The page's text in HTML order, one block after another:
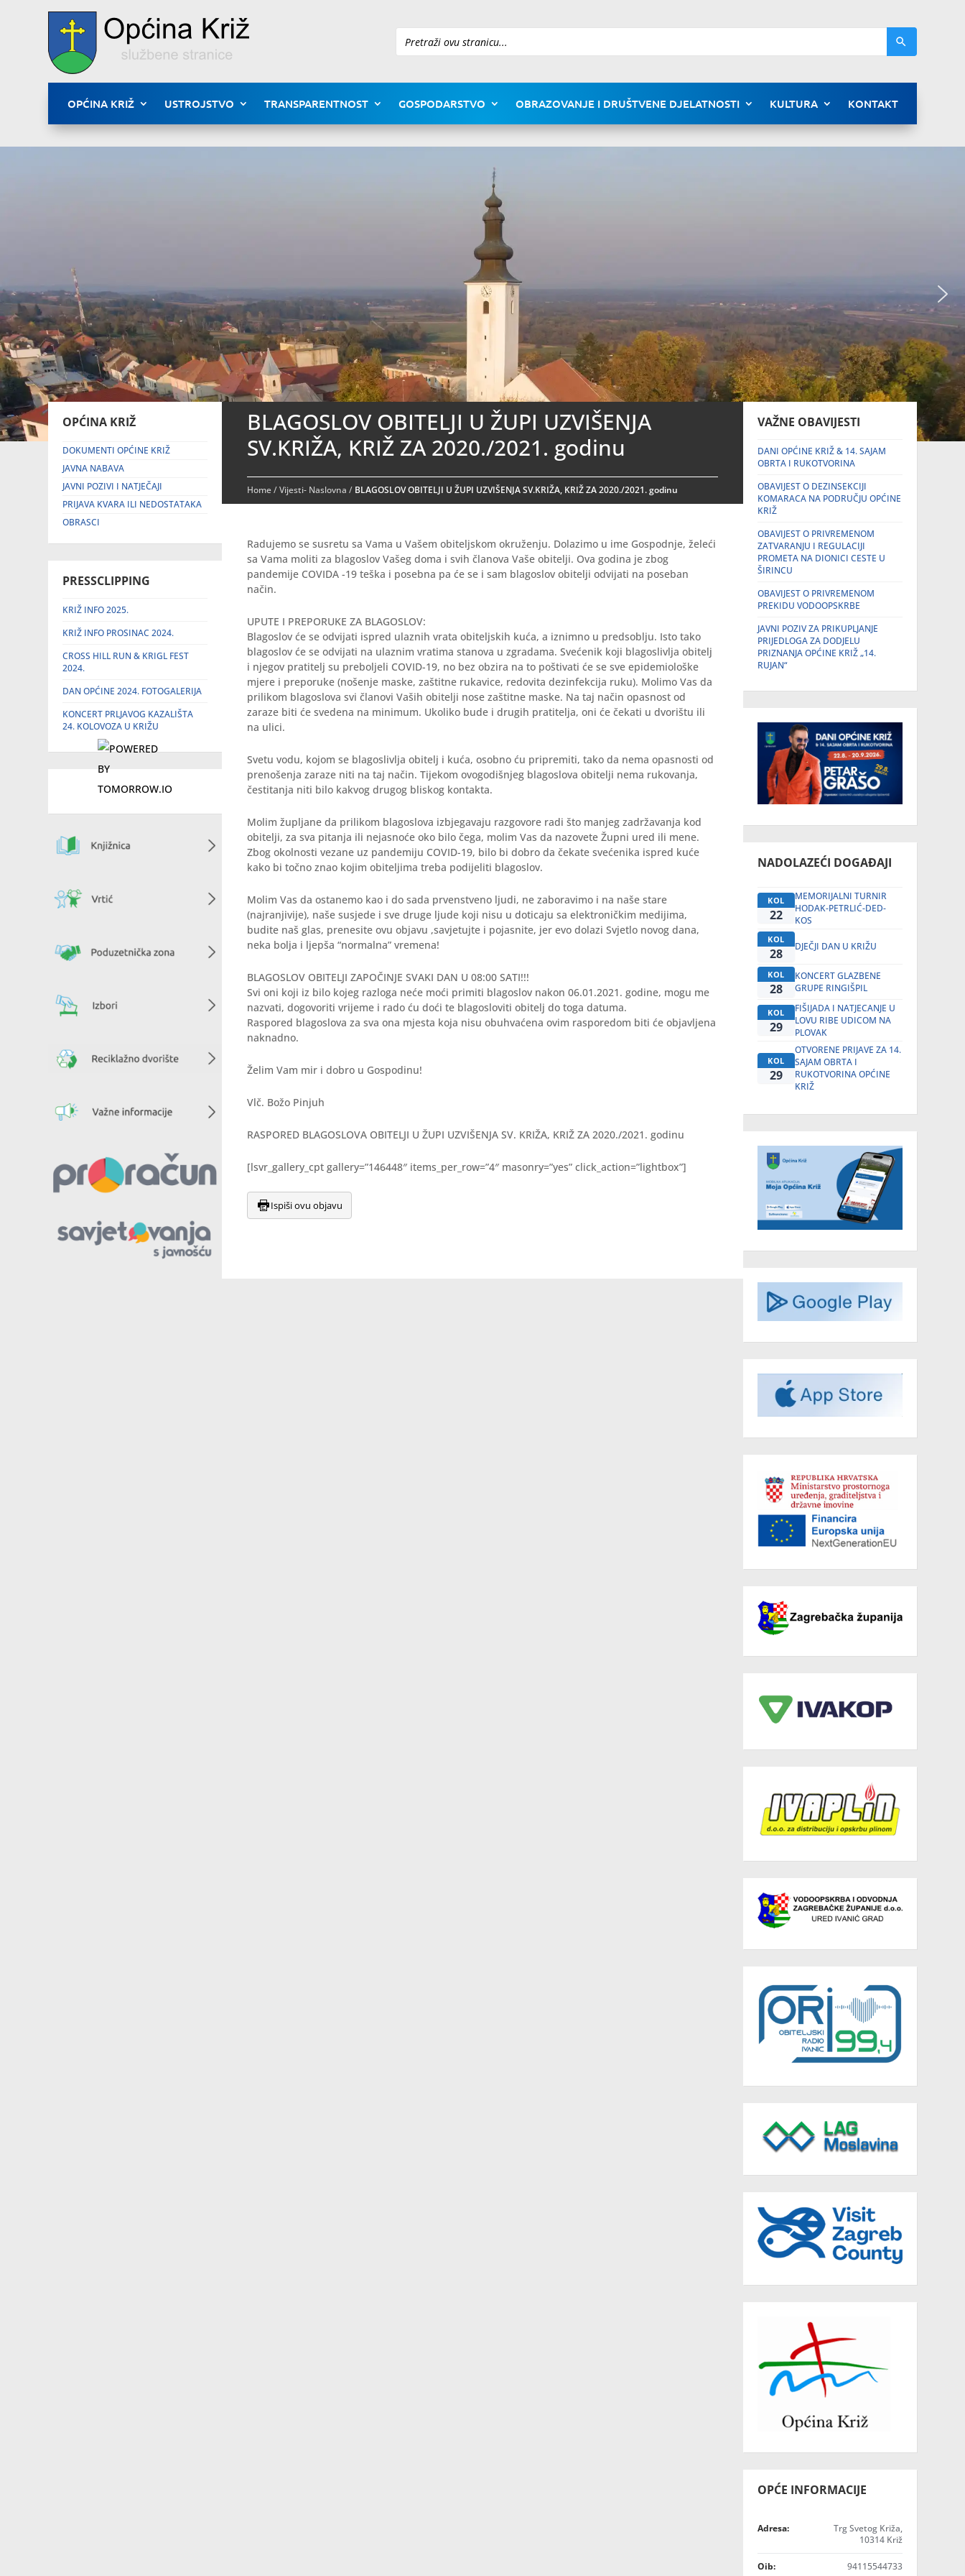
Pretraži
OPĆINA KRIŽ USTROJSTVO TRANSPARENTNOST GOSPODARSTVO OBRAZOVANJE I DRUŠTVENE DJELATNOSTI KULTURA KONTAKT
OPĆINA KRIŽ
DOKUMENTI OPĆINE KRIŽ
JAVNA NABAVA
JAVNI POZIVI I NATJEČAJI
PRIJAVA KVARA ILI NEDOSTATAKA
OBRASCI
PRESSCLIPPING
KRIŽ INFO 2025.
KRIŽ INFO PROSINAC 2024.
CROSS HILL RUN & KRIGL FEST
2024.
DAN OPĆINE 2024. FOTOGALERIJA
KONCERT PRLJAVOG KAZALIŠTA
24. KOLOVOZA U KRIŽU
BLAGOSLOV OBITELJI U ŽUPI UZVIŠENJA
SV.KRIŽA, KRIŽ ZA 2020./2021. godinu
Home/Vijesti- Naslovna / BLAGOSLOV OBITELJI U ŽUPI UZVIŠENJA SV.KRIŽA, KRIŽ ZA 2020./2021. godinu
Radujemo se susretu sa Vama u Vašem obiteljskom okruženju. Dolazimo u ime Gospodnje, želeći
sa Vama moliti za blagoslov Vašeg doma i svih članova Vaše obitelji. Ova godina je zbog
pandemije COVIDA -19 teška i posebna pa će se i sam blagoslov obitelji odvijati na poseban
način.
UPUTE I PREPORUKE ZA BLAGOSLOV:
Blagoslov će se odvijati ispred ulaznih vrata obiteljskih kuća, a iznimno u predsoblju. Isto tako
blagoslov će se odvijati na ulaznim vratima stanova u zgradama. Svećenik koji blagoslivlja obitelj
i njegov pratitelj su preboljeli COVID-19, no bez obzira na to poštivati će se sve epidemiološke
mjere i preporuke (nošenje maske, zaštitne rukavice, redovita dezinfekcija ruku). Molimo Vas da
prilikom blagoslova svi članovi Vaših obitelji nose zaštitne maske. Na taj način opasnost od
zaraze biti će svedena na minimum. Ukoliko bude i drugih pratitelja, oni će čekati u dvorištu ili
na ulici.
Svetu vodu, kojom se blagoslivlja obitelj i kuća, osobno ću pripremiti, tako da nema opasnosti od
prenošenja zaraze niti na taj način. Tijekom ovogodišnjeg blagoslova obitelji nema rukovanja,
čestitanja niti bilo kakvog drugog bliskog kontakta.
Molim župljane da prilikom blagoslova izbjegavaju razgovore radi što manjeg zadržavanja kod
obitelji, za sva pitanja ili nejasnoće oko bilo čega, molim Vas da nazovete Župni ured ili mene.
Zbog okolnosti vezane uz pandemiju COVID-19, bilo bi dobro da čekate svećenika ispred kuće
kako bi točno znao kojim obiteljima treba podijeliti blagoslov.
Molim Vas da ostanemo kao i do sada prvenstveno ljudi, ne zaboravimo i na naše stare
(najranjivije), naše susjede i sve druge ljude koji nisu u doticaju sa elektroničkim medijima,
budite naš glas, prenesite ovu objavu ,savjetujte i pojasnite, jer evo dolazi Svjetlo novog dana,
neka bolja i ljepša “normalna” vremena!
BLAGOSLOV OBITELJI ZAPOČINJE SVAKI DAN U 08:00 SATI!!!
Svi oni koji iz bilo kojeg razloga neće moći primiti blagoslov nakon 06.01.2021. godine, mogu me
nazvati, dogovoriti vrijeme i rado ću doći te blagosloviti obitelj do toga datuma.
Raspored blagoslova za sva ona mjesta koja nisu obuhvaćena ovim rasporedom biti će objavljena
naknadno.
Želim Vam mir i dobro u Gospodinu!
Vlč. Božo Pinjuh
RASPORED BLAGOSLOVA OBITELJI U ŽUPI UZVIŠENJA SV. KRIŽA, KRIŽ ZA 2020./2021. godinu
[lsvr_gallery_cpt gallery=”146448″ items_per_row=”4″ masonry=”yes” click_action=”lightbox”]
Ispiši ovu objavu
VAŽNE OBAVIJESTI
DANI OPĆINE KRIŽ & 14. SAJAM
OBRTA I RUKOTVORINA
OBAVIJEST O DEZINSEKCIJI
KOMARACA NA PODRUČJU OPĆINE
KRIŽ
OBAVIJEST O PRIVREMENOM
ZATVARANJU I REGULACIJI
PROMETA NA DIONICI CESTE U
ŠIRINCU
OBAVIJEST O PRIVREMENOM
PREKIDU VODOOPSKRBE
JAVNI POZIV ZA PRIKUPLJANJE
PRIJEDLOGA ZA DODJELU
PRIZNANJA OPĆINE KRIŽ „14.
RUJAN“
NADOLAZEĆI DOGAĐAJI
KOL
22
MEMORIJALNI TURNIR
HODAK-PETRLIĆ-DED-
KOS
KOL
28 DJEČJI DAN U KRIŽU
KOL
28
KONCERT GLAZBENE
GRUPE RINGIŠPIL
KOL
29
FIŠIJADA I NATJECANJE U
LOVU RIBE UDICOM NA
PLOVAK
KOL
29
OTVORENE PRIJAVE ZA 14.
SAJAM OBRTA I
RUKOTVORINA OPĆINE
KRIŽ
OPĆE INFORMACIJE
Adresa:
Trg Svetog Križa,
10314 Križ
Oib: 94115544733